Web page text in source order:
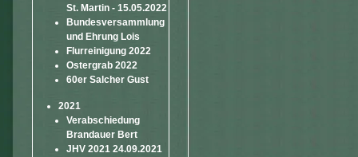
St. Martin - 15.05.2022
Bundesversammlung
und Ehrung Lois
Flurreinigung 2022
Ostergrab 2022
60er Salcher Gust
2021
Verabschiedung
Brandauer Bert
JHV 2021 24.09.2021